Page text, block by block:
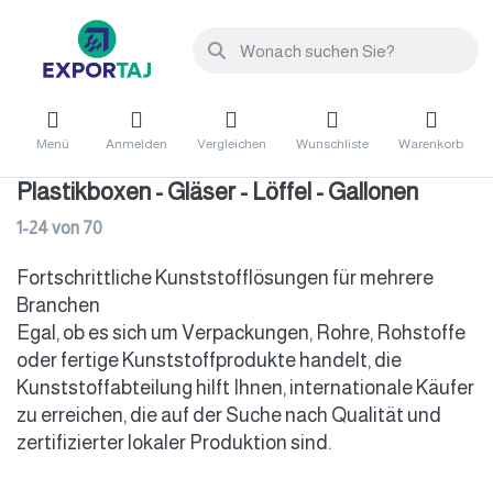
Menü Anmelden Vergleichen Wunschliste Warenkorb
Plastikboxen - Gläser - Löffel - Gallonen
1-24von 70
Fortschrittliche Kunststofflösungen für mehrere
Branchen
Egal, ob es sich um Verpackungen, Rohre, Rohstoffe
oder fertige Kunststoffprodukte handelt, die
Kunststoffabteilung hilft Ihnen, internationale Käufer
zu erreichen, die auf der Suche nach Qualität und
zertifizierter lokaler Produktion sind.